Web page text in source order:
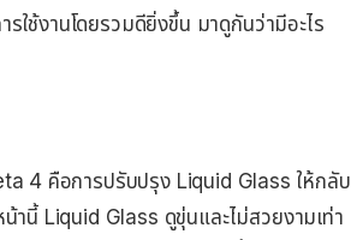
ใช้งานโดยรวมดียิ่งขึ้น มาดูกันว่ามีอะไร
4 คือการปรับปรุง Liquid Glass ให้กลับ
านี้ Liquid Glass ดูขุ่นและไม่สวยงามเท่า